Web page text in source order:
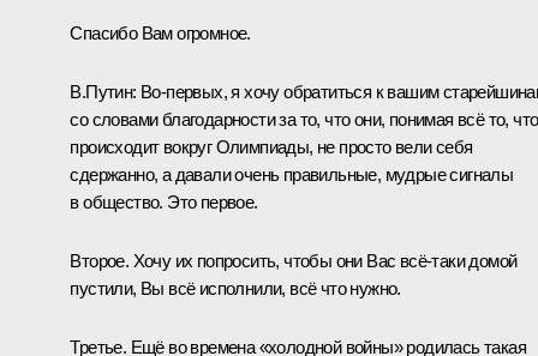
Спасибо Вам огромное.
В.Путин: Во‑первых, я хочу обратиться к вашим
со словами благодарности за то, что они, понимая всё то, что
происходит вокруг Олимпиады, не просто вели себя
сдержанно, а давали очень правильные, мудрые сигналы
в общество. Это первое.
Второе. Хочу их попросить, чтобы они Вас всё‑таки домой
пустили, Вы всё исполнили, всё что нужно.
Третье. Ещё во времена «холодной войны» родилась такая